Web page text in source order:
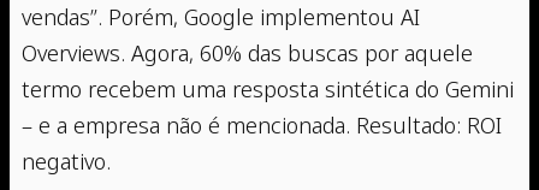
vendas”. Porém, Google implementou AI
Overviews. Agora, 60% das buscas por aquele
termo recebem uma resposta sintética do Gemini
– e a empresa não é mencionada. Resultado: ROI
negativo.